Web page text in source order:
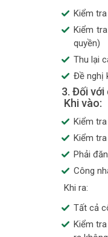
Kiểm
Kiểm
quyền)
Thu lại
Đề nghị
3. Đối với
Khi vào:
Kiểm
Kiểm
Phải
Công
Khi ra:
Tất cả
Kiểm